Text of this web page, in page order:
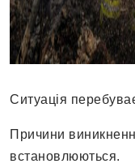
Ситуація
Причини
встановлюються.